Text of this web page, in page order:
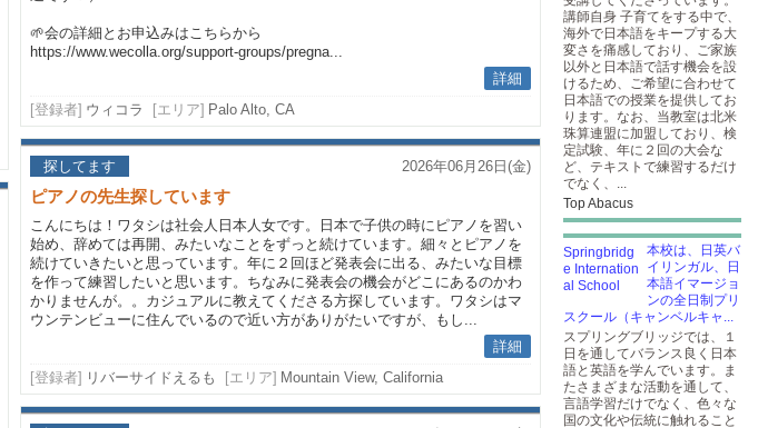
🌱会の詳細とお申込みはこちらから
https://www.wecolla.org/support-groups/pregna...
詳細
[登録者] ウィコラ [エリア] Palo Alto, CA
探してます 2026年06月26日(金)
ピアノの先生探しています
こんにちは！ワタシは社会人日本人女です。日本で子供の時にピアノを習い
始め、辞めては再開、みたいなことをずっと続けています。細々とピアノを
続けていきたいと思っています。年に２回ほど発表会に出る、みたいな目標
を作って練習したいと思います。ちなみに発表会の機会がどこにあるのかわ
かりませんが。。カジュアルに教えてくださる方探しています。ワタシはマ
ウンテンビューに住んでいるので近い方がありがたいですが、もし...
詳細
[登録者] リバーサイドえるも [エリア] Mountain View, California
講師自身 子育てをする中で、
海外で日本語をキープする大
変さを痛感しており、ご家族
以外と日本語で話す機会を設
けるため、ご希望に合わせて
日本語での授業を提供してお
ります。なお、当教室は北米
珠算連盟に加盟しており、検
定試験、年に２回の大会な
ど、テキストで練習するだけ
でなく、...
Top Abacus
本校は、日英バ
イリンガル、日
本語イマージョ
ンの全日制プリ
スクール（キャンベルキャ...
スプリングブリッジでは、１
日を通してバランス良く日本
語と英語を学んでいます。ま
たさまざまな活動を通して、
言語学習だけでなく、色々な
国の文化や伝統に触れること